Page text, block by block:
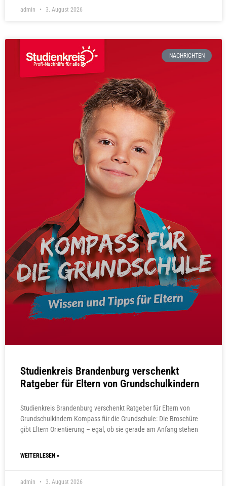
admin 3. August 2026
NACHRICHTEN
Studienkreis Brandenburg verschenkt
Ratgeber für Eltern von Grundschulkindern
Studienkreis Brandenburg verschenkt Ratgeber für Eltern von
Grundschulkindern Kompass für die Grundschule: Die Broschüre
gibt Eltern Orientierung – egal, ob sie gerade am Anfang stehen
WEITERLESEN »
admin 3. August 2026